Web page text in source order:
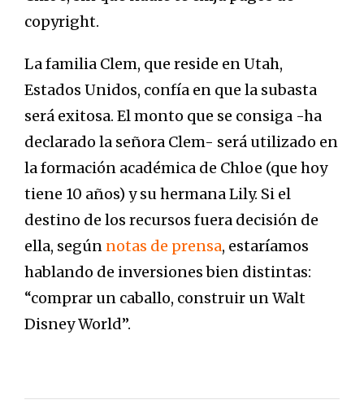
copyright.
La familia Clem, que reside en Utah,
Estados Unidos, confía en que la subasta
será exitosa. El monto que se consiga -ha
declarado la señora Clem- será utilizado en
la formación académica de Chloe (que hoy
tiene 10 años) y su hermana Lily. Si el
destino de los recursos fuera decisión de
ella, según notas de prensa, estaríamos
hablando de inversiones bien distintas:
“comprar un caballo, construir un Walt
Disney World”.